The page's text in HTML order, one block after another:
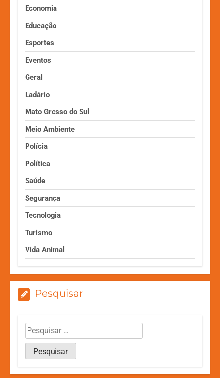
Economia
Educação
Esportes
Eventos
Geral
Ladário
Mato Grosso do Sul
Meio Ambiente
Polícia
Política
Saúde
Segurança
Tecnologia
Turismo
Vida Animal
Pesquisar